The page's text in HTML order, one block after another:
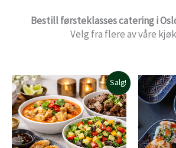
Bestill førsteklasses catering i
Velg fra flere av våre
Salg!